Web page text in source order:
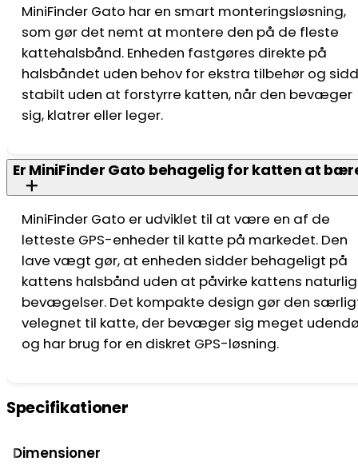
MiniFinder Gato har en smart monteringsløsning,
som gør det nemt at montere den på de fleste
kattehalsbånd. Enheden fastgøres direkte på
halsbåndet uden behov for ekstra tilbehør og
stabilt uden at forstyrre katten, når den bevæger
sig, klatrer eller leger.
Er MiniFinder Gato behagelig for katten at
MiniFinder Gato er udviklet til at være en af de
letteste GPS-enheder til katte på markedet. Den
lave vægt gør, at enheden sidder behageligt på
kattens halsbånd uden at påvirke kattens
bevægelser. Det kompakte design gør den
velegnet til katte, der bevæger sig meget
og har brug for en diskret GPS-løsning.
Specifikationer
Dimensioner